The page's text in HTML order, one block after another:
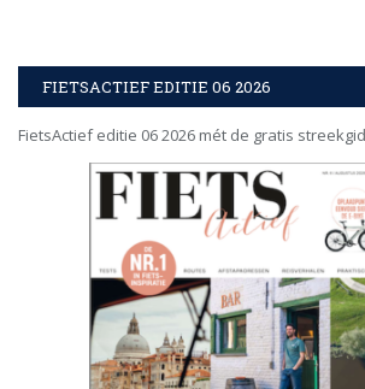
FIETSACTIEF EDITIE 06 2026
FietsActief editie 06 2026 mét de gratis